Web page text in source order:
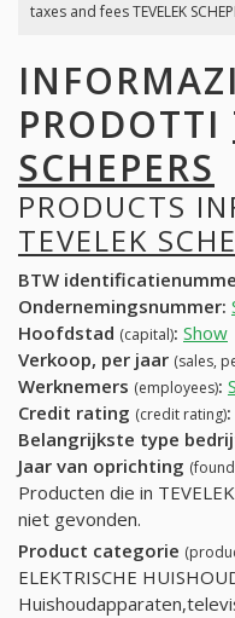
taxes and fees TEVELEK
PRODOTTI
SCHEPERS
PRODUCTS
TEVELEK
BTW
Ondernemingsnummer:
Hoofdstad (capital): Show
Verkoop, per jaar (sales,
Werknemers (employees):
Credit rating (credit rating):
Belangrijkste type
Jaar van oprichting
Producten die in
niet gevonden.
Product categorie
ELEKTRISCHE